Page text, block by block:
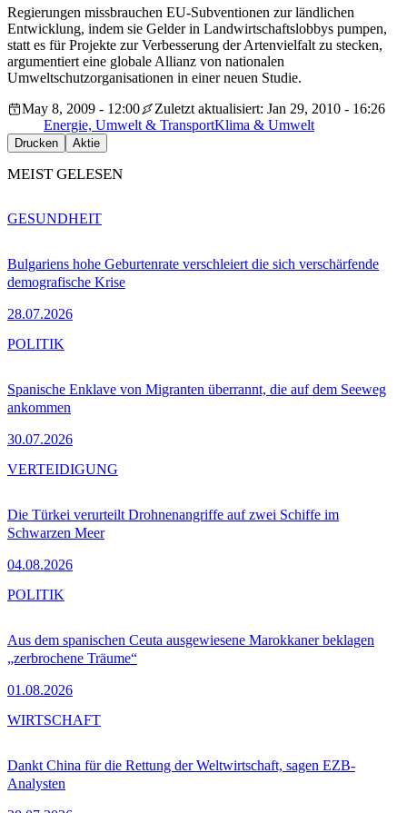
Regierungen missbrauchen EU-Subventionen zur ländlichen
Entwicklung, indem sie Gelder in Landwirtschaftslobbys pumpen,
statt es für Projekte zur Verbesserung der Artenvielfalt zu stecken,
argumentiert eine globale Allianz von nationalen
Umweltschutzorganisationen in einer neuen Studie.
May 8, 2009 - 12:00
Zuletzt aktualisiert: Jan 29, 2010 - 16:26
Energie, Umwelt & TransportKlima & Umwelt
Drucken Aktie
MEIST GELESEN
Bulgariens hohe Geburtenrate verschleiert die sich verschärfende
demografische Krise
28.07.2026
GESUNDHEIT
Spanische Enklave von Migranten überrannt, die auf dem Seeweg
ankommen
30.07.2026
POLITIK
Die Türkei verurteilt Drohnenangriffe auf zwei Schiffe im
Schwarzen Meer
04.08.2026
VERTEIDIGUNG
Aus dem spanischen Ceuta ausgewiesene Marokkaner beklagen
„zerbrochene Träume“
01.08.2026
POLITIK
Dankt China für die Rettung der Weltwirtschaft, sagen EZB-
Analysten
WIRTSCHAFT